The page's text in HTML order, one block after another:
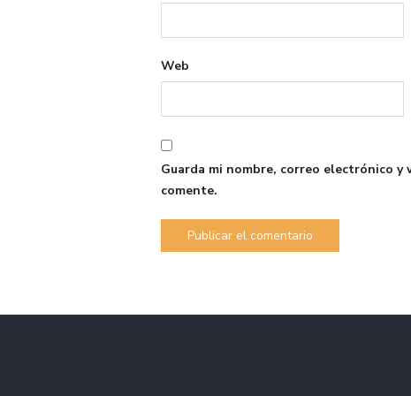
Web
Guarda mi nombre, correo electrónico y
comente.